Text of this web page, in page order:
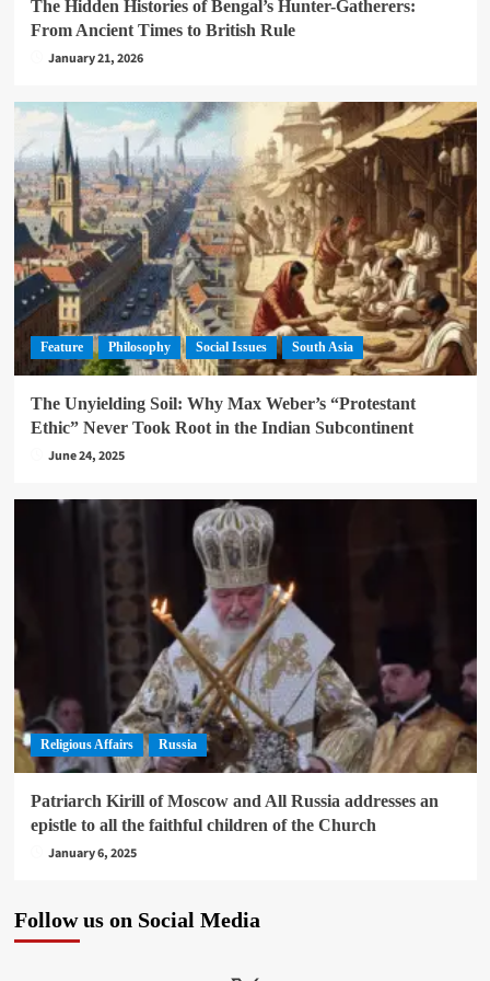
The Hidden Histories of Bengal’s Hunter-Gatherers:
From Ancient Times to British Rule
January 21, 2026
Feature Philosophy Social Issues South Asia
The Unyielding Soil: Why Max Weber’s “Protestant
Ethic” Never Took Root in the Indian Subcontinent
June 24, 2025
Religious Affairs Russia
Patriarch Kirill of Moscow and All Russia addresses an
epistle to all the faithful children of the Church
January 6, 2025
Follow us on Social Media